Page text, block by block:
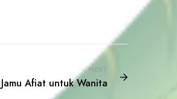
NEXT
Afiat untuk Wanita